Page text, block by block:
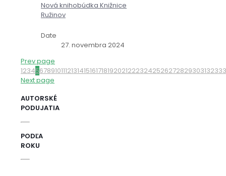
Nová knihobúdka Knižnice
Ružinov
Date
27. novembra 2024
Prev page
123456789101112131415161718192021222324252627282930313233
Next page
AUTORSKÉ
PODUJATIA
PODĽA
ROKU